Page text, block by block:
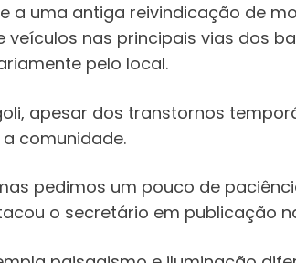
a uma antiga reivindicação de
nas principais vias dos
pelo local.
apesar dos transtornos
comunidade.
pedimos um pouco de
o secretário em publicação